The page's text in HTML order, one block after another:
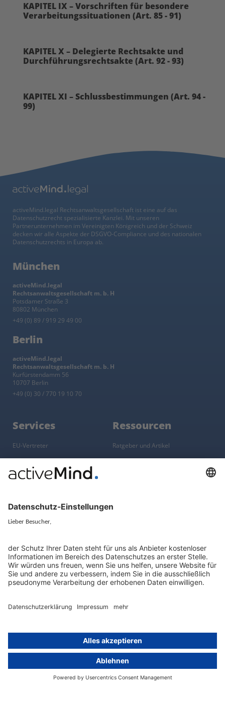
KAPITEL IX – Vorschriften für besondere
Verarbeitungssituationen (Art. 85 - 91)
KAPITEL X – Delegierte Rechtsakte und
Durchführungsrechtsakte (Art. 92 - 93)
KAPITEL XI – Schlussbestimmungen (Art. 94 -
99)
activeMind.legal Rechtsanwaltsgesellschaft ist eine auf das
Datenschutzrecht spezialisierte Kanzlei. Mit unseren
Partnerunternehmen im Vereinigten Königreich und der Schweiz
decken wir alle Aspekte der DSGVO-Compliance und des nationalen
Datenschutzrechts in Europa ab.
München
activeMind.legal
Rechtsanwaltsgesellschaft m. b. H
Potsdamer Straße 3
80802 München
+49 (0) 89 / 919 29 49 00
Berlin
activeMind.legal
Rechtsanwaltsgesellschaft m. b. H
Kurfürstendamm 56
10707 Berlin
+49 (0) 30 / 770 19 10 70
Services
EU-Vertreter
Konzern-Datenschutz
Künstliche Intelligenz
Hinweisgebersystem mit
Ressourcen
Ratgeber und Artikel
Newsletter
Über uns
Unsere Experten
Presse, Medien & Events
activeMind AG (Deutschland)
activeMind.ch (Schweiz)
Online-Schulungs-Portal
Karriereportal